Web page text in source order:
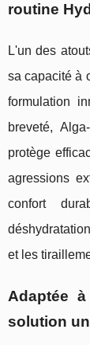
routine
L'un des
sa capacité à
formulation
breveté,
protège
agressions
confort
et les
Adaptée
solution